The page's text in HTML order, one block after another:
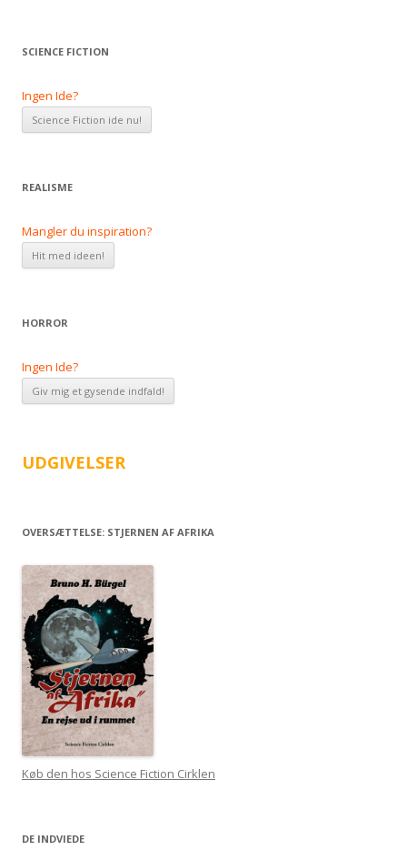
SCIENCE FICTION
Ingen Ide?
REALISME
Mangler du inspiration?
HORROR
Ingen Ide?
UDGIVELSER
OVERSÆTTELSE: STJERNEN AF AFRIKA
Køb den hos Science Fiction Cirklen
DE INDVIEDE